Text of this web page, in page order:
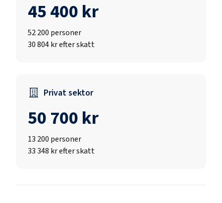
45 400 kr
52 200 personer
30 804 kr efter skatt
Privat sektor
50 700 kr
13 200 personer
33 348 kr efter skatt